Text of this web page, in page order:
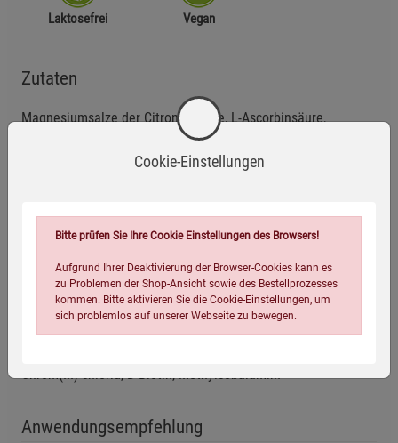
Laktosefrei Vegan
Zutaten
Magnesiumsalze der Citronensäure, L-Ascorbinsäure,
Überzugsmittel: Hydroxypropylmethylcellulose (pflanzliche
Kapselhülle), Calciumoxid, Bitterorangen-Fruchtextrakt 6:1
anthocyanidine), L-Carnitin-L-Tartrat, L-Cystein-Hydrochlorid,
Calcium-D-pantothenat, Nicotinamid, L-Arginin, Myo Inositol,
Mangangluconat, Kaliumiodid, Natriumselenit,
Pyridoxinhydrochlorid, Thiaminhydrochlorid, Riboflavin,
Anwendungsempfehlung
Cookie-Einstellungen
Bitte prüfen Sie Ihre Cookie Einstellungen des Browsers!
Aufgrund Ihrer Deaktivierung der Browser-Cookies kann es
zu Problemen der Shop-Ansicht sowie des Bestellprozesses
kommen. Bitte aktivieren Sie die Cookie-Einstellungen, um
sich problemlos auf unserer Webseite zu bewegen.